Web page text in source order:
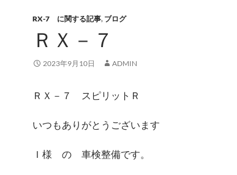
RX-7 に関する記事, ブログ
ＲＸ－７
2023年9月10日 ADMIN
ＲＸ－７ スピリットＲ
いつもありがとうございます
Ｉ様 の 車検整備です。